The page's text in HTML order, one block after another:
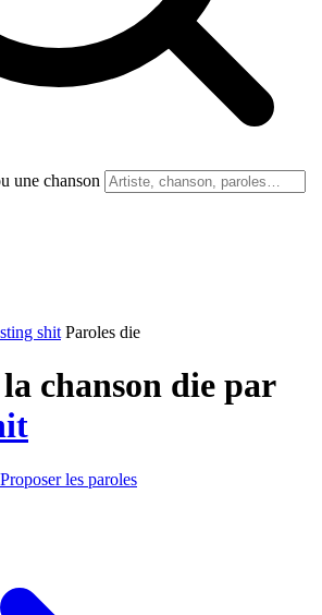
une chanson
shit Paroles die
chanson die par
les paroles